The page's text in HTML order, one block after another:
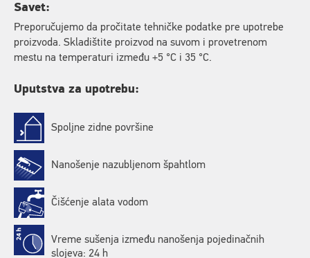
Savet:
Preporučujemo da pročitate tehničke podatke pre upotrebe
proizvoda. Skladištite proizvod na suvom i provetrenom
mestu na temperaturi između +5 °C i 35 °C.
Uputstva za upotrebu:
Spoljne zidne površine
Nanošenje nazubljenom špahtlom
Čišćenje alata vodom
Vreme sušenja između nanošenja pojedinačnih
slojeva: 24 h